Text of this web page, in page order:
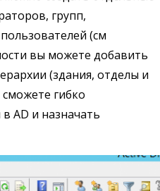
групп,
(см
вы можете добавить
(здания, отделы и
гибко
AD и назначать